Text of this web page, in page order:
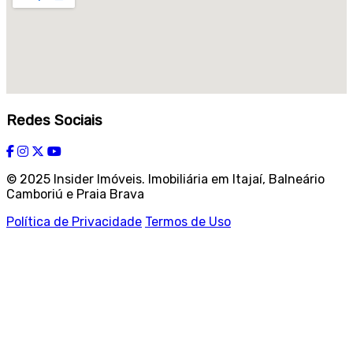
Redes Sociais
© 2025 Insider Imóveis. Imobiliária em Itajaí, Balneário
Camboriú e Praia Brava
Política de Privacidade Termos de Uso